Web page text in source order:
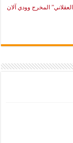
المخرج وودي آلان